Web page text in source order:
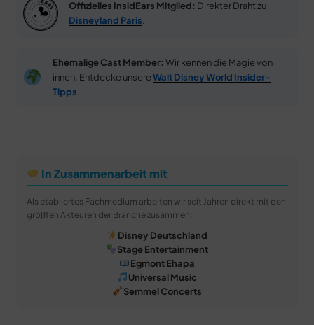
Offizielles InsidEars Mitglied: Direkter Draht zu
Disneyland Paris
Ehemalige Cast Member: Wir kennen die Magie von
innen. Entdecke unsereWalt Disney World Insider-
Tipps
In Zusammenarbeit mit
Als etabliertes Fachmedium arbeiten wir seit Jahren direkt mit den
größten Akteuren der Branche zusammen:
Disney Deutschland
Stage Entertainment
Egmont Ehapa
Universal Music
Semmel Concerts